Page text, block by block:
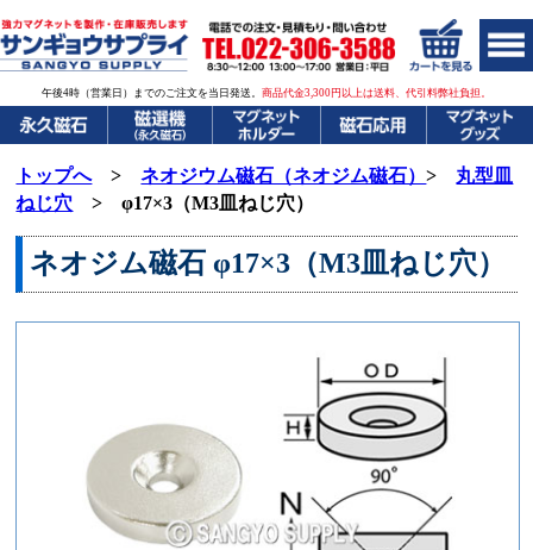
午後4時（営業日）までのご注文を当日発送。 商品代金3,300円以上は送料、代引料弊社負担。
トップへ>ネオジウム磁石（ネオジム磁石）> 丸型皿
ねじ穴 > φ17×3（M3皿ねじ穴）
ネオジム磁石 φ17×3（M3皿ねじ穴）